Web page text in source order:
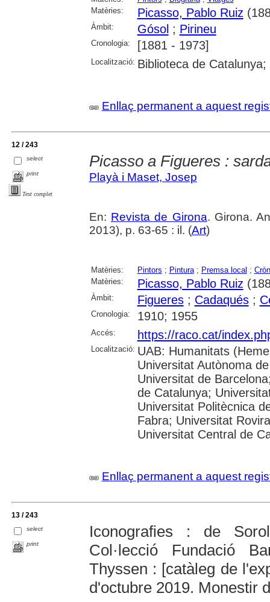
Matèries:
Picasso, Pablo Ruiz
Àmbit: Gósol ; Pirineu
Cronologia: [1881 - 1973]
Localització: Biblioteca de
Enllaç permanent a aquest
12 / 243
select
print
Text complet
Picasso a Figueres :
Playà i Maset, Josep
En: Revista de Girona. Girona.
2013), p. 63-65 : il. (Art)
Matèries: Pintors ; Pintura; Premsa local ;
Matèries:
Picasso, Pablo Ruiz
Àmbit: Figueres; Cadaqués;
Cronologia: 1910; 1955
Accés: https://raco.cat/
Localització: UAB: Humanitats
Universitat Autònoma
Universitat de
de Catalunya;
Universitat Politècnica
Fabra; Universitat
Universitat Central de
Enllaç permanent a aquest
13 / 243
select
print
Iconografies : de
Col·lecció Fundació
Thyssen : [catàleg de
d'octubre 2019. Monestir